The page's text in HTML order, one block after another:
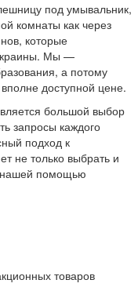
под умывальник,
комнаты как через
которые
Мы —
а потому
доступной цене.
большой выбор
запросы каждого
подход к
не только выбрать и
нашей помощью
товаров